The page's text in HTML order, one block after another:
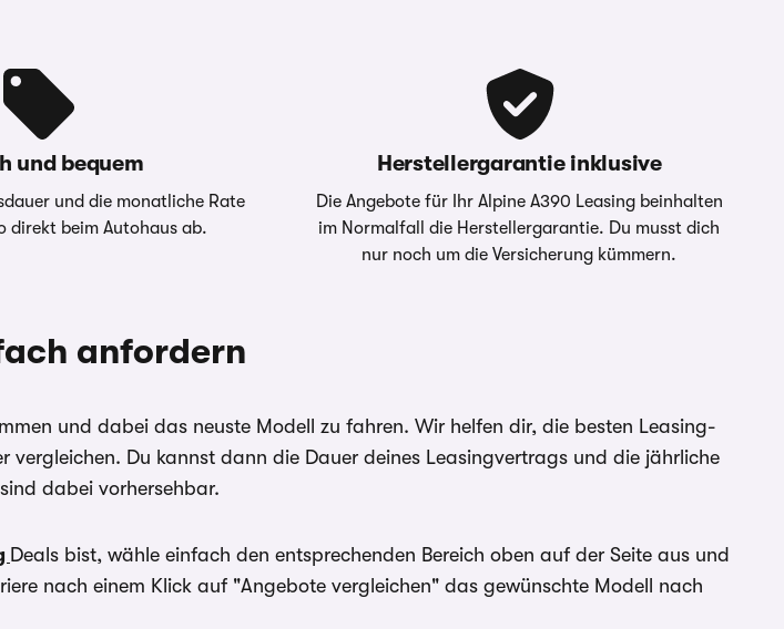
und bequem
und die monatliche Rate
direkt beim Autohaus ab.
Herstellergarantie inklusive
Die Angebote für Ihr Alpine A390 Leasing beinhalten
im Normalfall die Herstellergarantie. Du musst dich
nur noch um die Versicherung kümmern.
anfordern
und dabei das neuste Modell zu fahren. Wir helfen dir, die besten Leasing-
Du kannst dann die Dauer deines Leasingvertrags und die jährliche
dabei vorhersehbar.
Deals bist, wähle einfach den entsprechenden Bereich oben auf der Seite aus und
nach einem Klick auf "Angebote vergleichen" das gewünschte Modell nach